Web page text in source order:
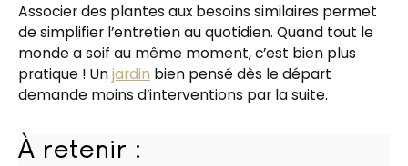
Associer des plantes aux besoins similaires permet
de simplifier l’entretien au quotidien. Quand tout le
monde a soif au même moment, c’est bien plus
pratique ! Unjardin bien pensé dès le départ
demande moins d’interventions par la suite.
À retenir :